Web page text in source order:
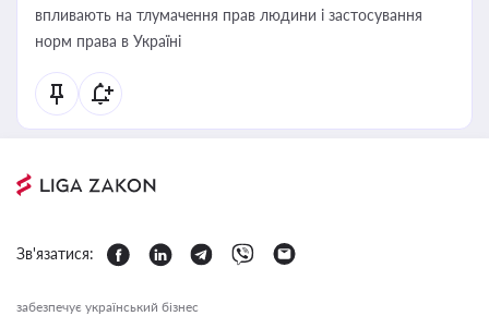
впливають на тлумачення прав людини і застосування
норм права в Україні
Зв'язатися:
забезпечує український бізнес